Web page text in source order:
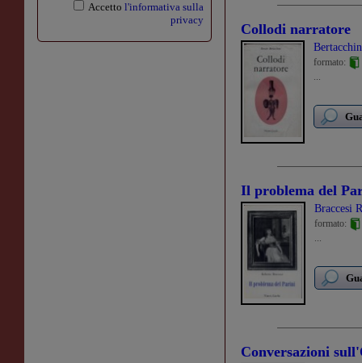
Accetto l'informativa sulla
privacy
Collodi narratore
formato:
...
Il problema del
Braccesi
formato:
...
Conversazioni